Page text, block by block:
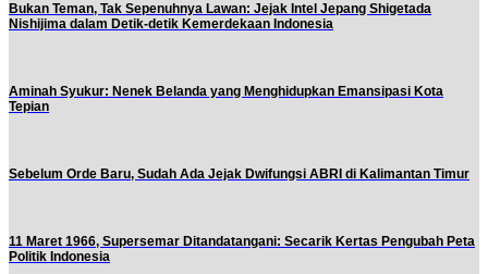
Bukan Teman, Tak Sepenuhnya Lawan: Jejak Intel Jepang Shigetada
Nishijima dalam Detik-detik Kemerdekaan Indonesia
Aminah Syukur: Nenek Belanda yang Menghidupkan Emansipasi Kota
Tepian
Sebelum Orde Baru, Sudah Ada Jejak Dwifungsi ABRI di Kalimantan Timur
11 Maret 1966, Supersemar Ditandatangani: Secarik Kertas Pengubah Peta
Politik Indonesia